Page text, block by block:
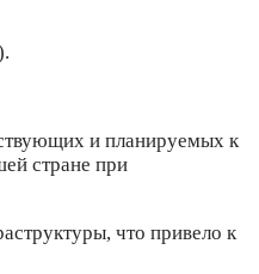
и планируемых к
стране при
что привело к